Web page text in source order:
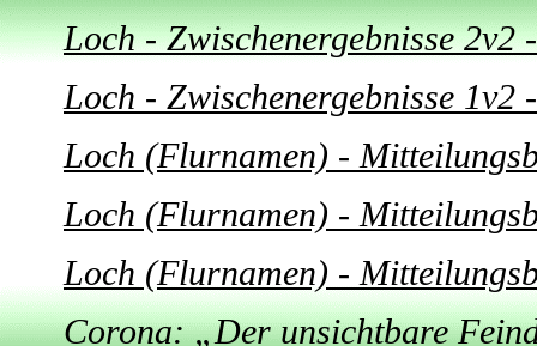
Loch - Zwischenergebnisse
Loch - Zwischenergebnisse
Loch (Flurnamen) -
Loch (Flurnamen) -
Loch (Flurnamen) -
Corona: „Der unsichtbare